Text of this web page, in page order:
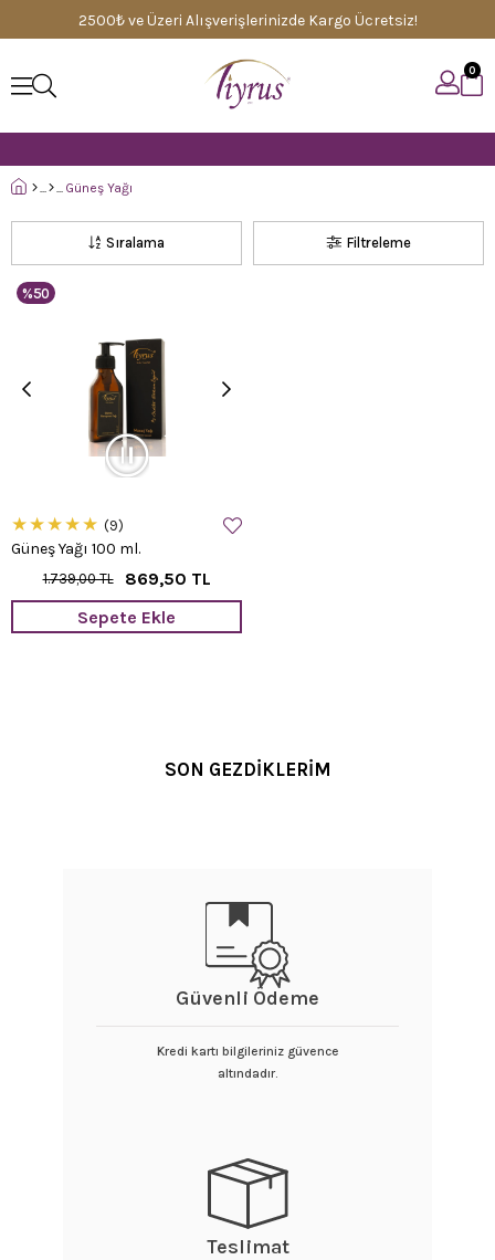
2500₺ ve Üzeri Alışverişlerinizde Kargo Ücretsiz!
0
Güneş Yağı
Filtreleme
Sıralama
Güneş Yağı 100 ml.
★★★★★ 9
869,50 TL
1.739,00 TL
Sepete Ekle
%50
SON GEZDİKLERİM
Güvenli Ödeme
Kredi kartı bilgileriniz güvence
altındadır.
Teslimat